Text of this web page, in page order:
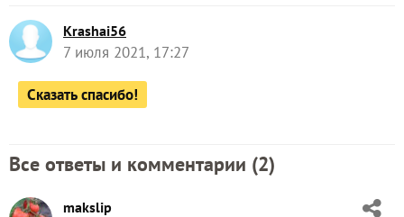
Krashai56
7 июля 2021, 17:27
Сказать спасибо!
Все ответы и комментарии (2)
makslip